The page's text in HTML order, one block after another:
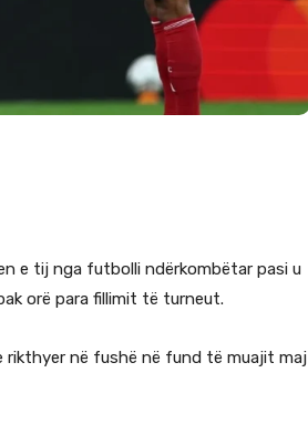
e tij nga futbolli ndërkombëtar pasi u
orë para fillimit të turneut.
në fushë në fund të muajit maj